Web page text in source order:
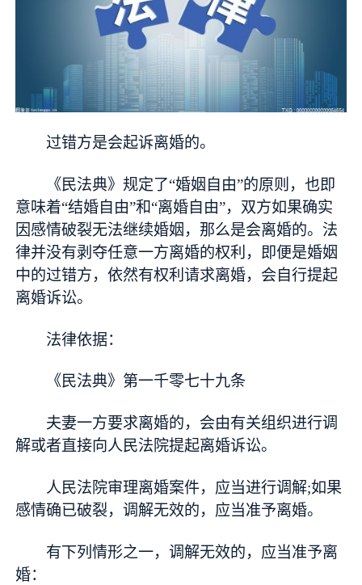
过错方是会起诉离婚的。
《民法典》规定了“婚姻自由”的原则，也即
意味着“结婚自由”和“离婚自由”，双方如果确实
因感情破裂无法继续婚姻，那么是会离婚的。法
律并没有剥夺任意一方离婚的权利，即便是婚姻
中的过错方，依然有权利请求离婚，会自行提起
离婚诉讼。
法律依据：
《民法典》第一千零七十九条
夫妻一方要求离婚的，会由有关组织进行调
解或者直接向人民法院提起离婚诉讼。
人民法院审理离婚案件，应当进行调解;如果
感情确已破裂，调解无效的，应当准予离婚。
有下列情形之一，调解无效的，应当准予离
婚：